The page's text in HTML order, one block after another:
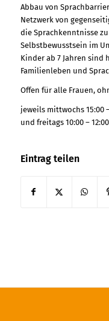
Abbau von
Netzwerk von
die Sprachkenntnisse
Selbstbewusstsein im
Kinder ab 7 Jahren
Familienleben und
Offen für alle Frauen,
jeweils mittwochs 15:00
und freitags 10:00 –
Eintrag teilen